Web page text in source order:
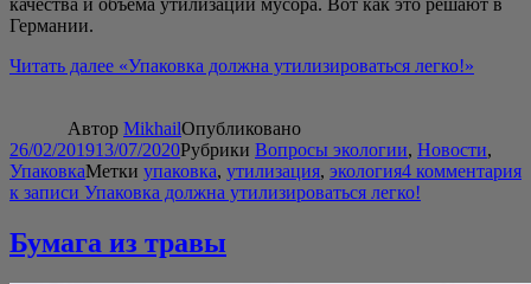
каче­ства и объ­е­ма ути­ли­за­ции мусо­ра. Вот как это реша­ют в
Германии.
Читать далее «Упа­ков­ка долж­на ути­ли­зи­ро­вать­ся легко!»
Автор MikhailОпубликовано
26/02/201913/07/2020Рубрики Вопросы экологии, Новости,
УпаковкаМетки упаковка, утилизация, экология4 комментария
к записи Упаковка должна утилизироваться легко!
Бумага из травы